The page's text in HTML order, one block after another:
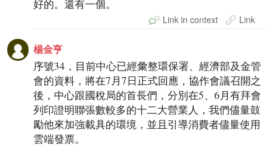
好的。還有一個。
Link in context Link
楊金亨
序號34，目前中心已經彙整環保署、經濟部及金管
會的資料，將在7月7日正式回應，協作會議召開之
後，中心跟國稅局的首長們，分別在5、6月有拜會
列印證明聯張數較多的十二大營業人，我們儘量鼓
勵他來加強載具的環境，並且引導消費者儘量使用
雲端發票。